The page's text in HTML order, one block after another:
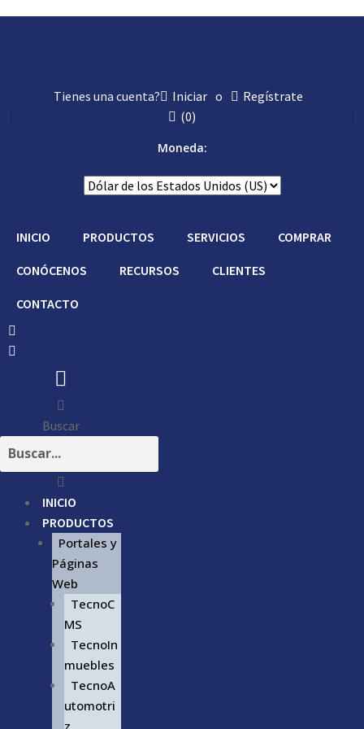
Tienes una cuenta? Iniciar o
Regístrate
(0)
Moneda:
INICIO PRODUCTOS SERVICIOS COMPRAR
CONÓCENOS RECURSOS CLIENTES
CONTACTO
Buscar
INICIO
PRODUCTOS
Portales y
Páginas
Web
TecnoC
MS
TecnoIn
muebles
TecnoA
utomotri